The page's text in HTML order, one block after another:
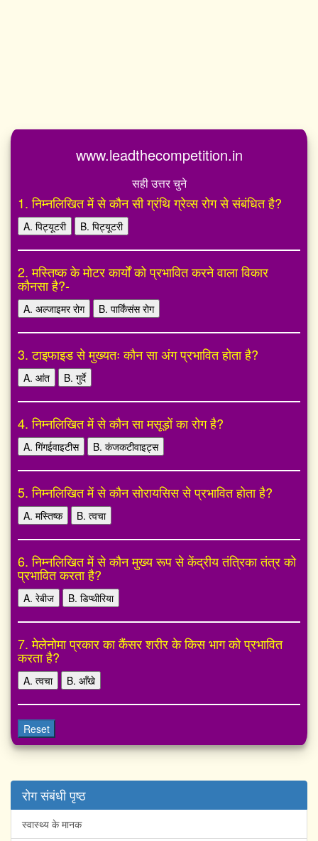
www.leadthecompetition.in
सही उत्तर चुने
1. निम्नलिखित में से कौन सी ग्रंथि ग्रेव्स रोग से संबंधित है?
A. पिट्यूटरी B. पिट्यूटरी
2. मस्तिष्क के मोटर कार्यों को प्रभावित करने वाला विकार
कौनसा है?-
A. अल्जाइमर रोग B. पार्किंसंस रोग
3. टाइफाइड से मुख्यतः कौन सा अंग प्रभावित होता है?
A. आंत B. गुर्दे
4. निम्नलिखित में से कौन सा मसूड़ों का रोग है?
A. गिंगईवाइटीस B. कंजकटीवाइट्स
5. निम्नलिखित में से कौन सोरायसिस से प्रभावित होता है?
A. मस्तिष्क B. त्वचा
6. निम्नलिखित में से कौन मुख्य रूप से केंद्रीय तंत्रिका तंत्र को
प्रभावित करता है?
A. रेबीज B. डिप्थीरिया
7. मेलेनोमा प्रकार का कैंसर शरीर के किस भाग को प्रभावित
करता है?
A. त्वचा B. आँखे
Reset
रोग संबंधी पृष्ठ
स्वास्थ्य के मानक